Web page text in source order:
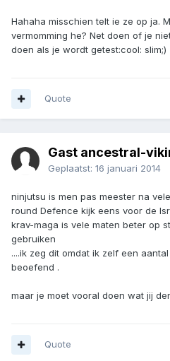
Hahaha misschien telt ie ze op ja.
vermomming he? Net doen of je
doen als je wordt getest:cool: slim;)
Quote
Gast ancestral-
Geplaatst: 16 januari 2014
ninjutsu is men pas meester na
round Defence kijk eens voor de
krav-maga is vele maten beter op
gebruiken
....ik zeg dit omdat ik zelf een
beoefend .
maar je moet vooral doen wat jij
Quote